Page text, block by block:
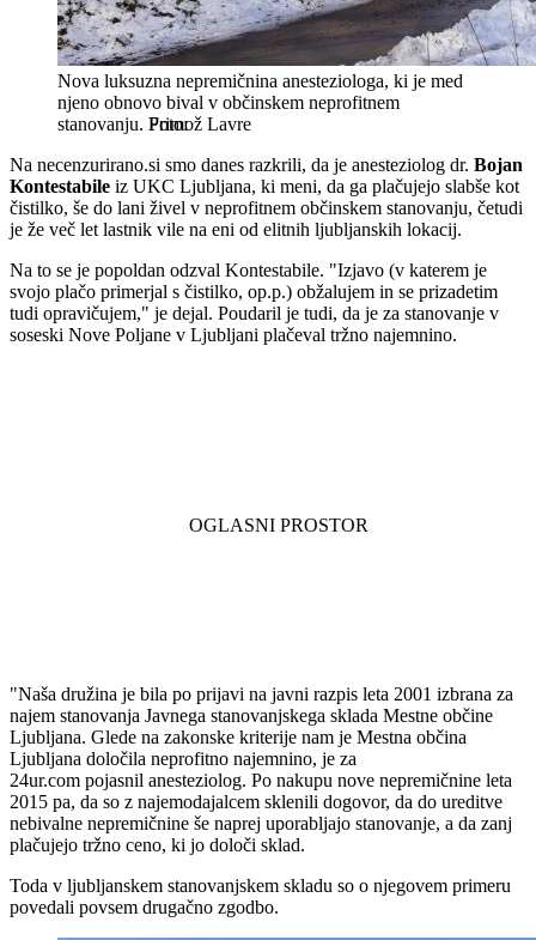
Nova luksuzna nepremičnina anesteziologa, ki je med
njeno obnovo bival v občinskem neprofitnem
stanovanju. Primož Lavre
Na necenzurirano.si smo danes razkrili, da je anesteziolog dr. Bojan
Kontestabile iz UKC Ljubljana, ki meni, da ga plačujejo slabše kot
čistilko, še do lani živel v neprofitnem občinskem stanovanju, četudi
je že več let lastnik vile na eni od elitnih ljubljanskih lokacij.
Na to se je popoldan odzval Kontestabile. "Izjavo (v katerem je
svojo plačo primerjal s čistilko, op.p.) obžalujem in se prizadetim
tudi opravičujem," je dejal. Poudaril je tudi, da je za stanovanje v
soseski Nove Poljane v Ljubljani plačeval tržno najemnino.
"Naša družina je bila po prijavi na javni razpis leta 2001 izbrana za
najem stanovanja Javnega stanovanjskega sklada Mestne občine
Ljubljana. Glede na zakonske kriterije nam je Mestna občina
Ljubljana določila neprofitno najemnino, je za
24ur.com pojasnil anesteziolog. Po nakupu nove nepremičnine leta
2015 pa, da so z najemodajalcem sklenili dogovor, da do ureditve
nebivalne nepremičnine še naprej uporabljajo stanovanje, a da zanj
plačujejo tržno ceno, ki jo določi sklad.
Toda v ljubljanskem stanovanjskem skladu so o njegovem primeru
povedali povsem drugačno zgodbo.